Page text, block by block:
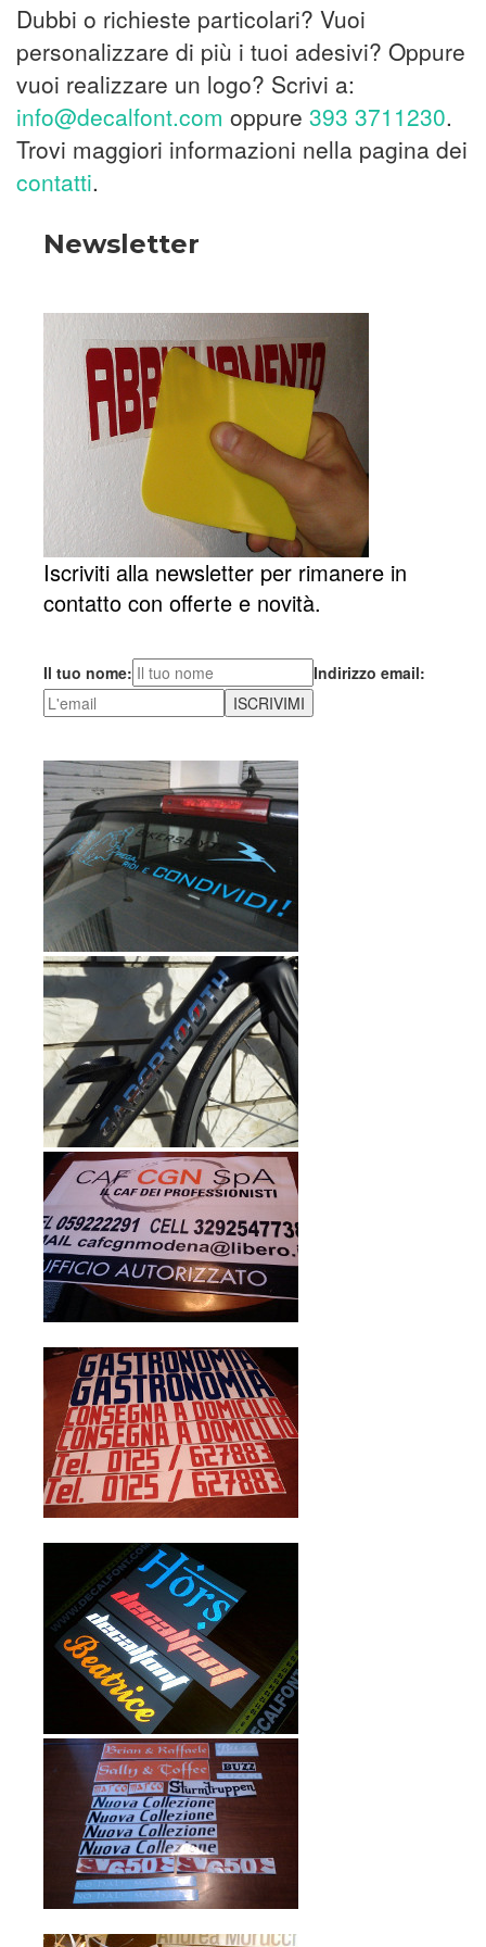
Dubbi o richieste particolari? Vuoi
personalizzare di più i tuoi adesivi? Oppure
vuoi realizzare un logo? Scrivi a:
info@decalfont.com oppure 393 3711230.
Trovi maggiori informazioni nella pagina dei
contatti.
Newsletter
Iscriviti alla newsletter per rimanere in
contatto con offerte e novità.
Il tuo nome: Indirizzo email: